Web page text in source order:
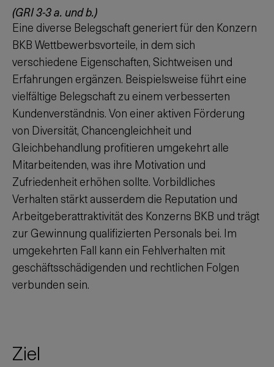
(GRI 3-3 a. und b.)
Eine diverse Belegschaft generiert für den Konzern
BKB Wettbewerbsvorteile, in dem sich
verschiedene Eigenschaften, Sichtweisen und
Erfahrungen ergänzen. Beispielsweise führt eine
vielfältige Belegschaft zu einem verbesserten
Kundenverständnis. Von einer aktiven Förderung
von Diversität, Chancengleichheit und
Gleichbehandlung profitieren umgekehrt alle
Mitarbeitenden, was ihre Motivation und
Zufriedenheit erhöhen sollte. Vorbildliches
Verhalten stärkt ausserdem die Reputation und
Arbeitgeberattraktivität des Konzerns BKB und trägt
zur Gewinnung qualifizierten Personals bei. Im
umgekehrten Fall kann ein Fehlverhalten mit
geschäftsschädigenden und rechtlichen Folgen
verbunden sein.
Ziel